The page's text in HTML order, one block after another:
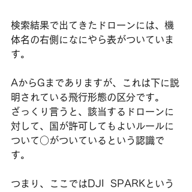
検索結果で出てきたドローンには、機
体名の右側になにやら表がついていま
す。
AからGまでありますが、これは下に説
明されている飛行形態の区分です。
​ざっくり言うと、該当するドローンに
対して、国が許可してもよいルールに
ついて○がついているという認識で
す。
つまり、ここではDJI  SPARKという